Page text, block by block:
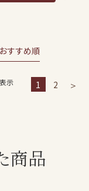
おすすめ順
示 1 2
商品